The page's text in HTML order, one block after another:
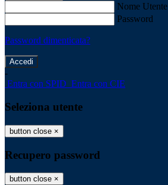
Nome Utente
Password
Password dimenticata?
-
Entra con SPID Entra con CIE
Seleziona utente
button close ×
Recupero password
button close ×